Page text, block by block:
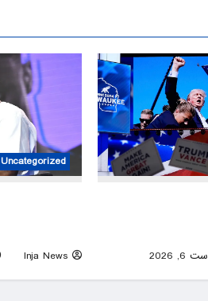
2026
Uncategorized
Inja News